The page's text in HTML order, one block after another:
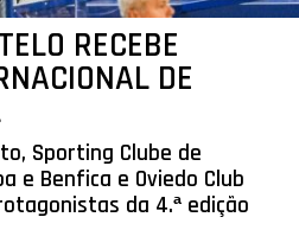
RECEBE
DE
Sporting Clube de
e Benfica e Oviedo Club
da 4.ª edição